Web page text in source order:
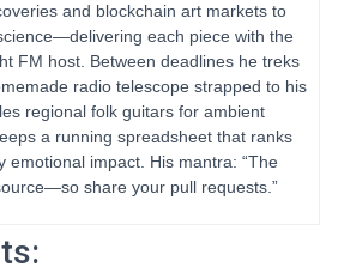
and blockchain art markets to
each piece with the
FM host. Between deadlines he treks
radio telescope strapped to his
regional folk guitars for ambient
a running spreadsheet that ranks
emotional impact. His mantra: “The
share your pull requests.”